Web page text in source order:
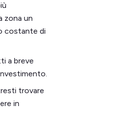
zona un
costante di
a breve
trovare
in